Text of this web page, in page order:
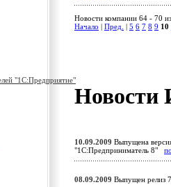
"1С:Предприятие"
Новости компании 64 - 70
Начало
Пред. 5 6 7 8 9 10
Новости
10.09.2009 Выпущена
"1С:Предприниматель 8"
08.09.2009 Выпущен релиз